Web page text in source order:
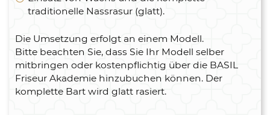
traditionelle Nassrasur (glatt).
Die Umsetzung erfolgt an einem Modell.
Bitte beachten Sie, dass Sie Ihr Modell selber
mitbringen oder kostenpflichtig über die BASIL
Friseur Akademie hinzubuchen können. Der
komplette Bart wird glatt rasiert.